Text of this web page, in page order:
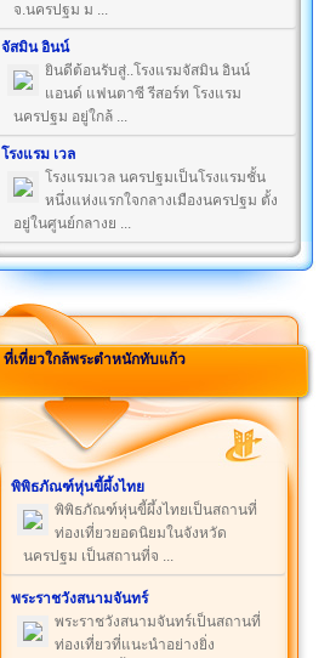
จ.นครปฐม ม ...
จัสมิน อินน์
ยินดีต้อนรับสู่..โรงแรมจัสมิน อินน์
แอนด์ แฟนตาซี รีสอร์ท โรงแรม
นครปฐม อยู่ใกล้ ...
โรงแรม เวล
โรงแรมเวล นครปฐมเป็นโรงแรมชั้น
หนึ่งแห่งแรกใจกลางเมืองนครปฐม ตั้ง
อยู่ในศูนย์กลางย ...
ที่เที่ยวใกล้พระตำหนักทับแก้ว
พิพิธภัณฑ์หุ่นขี้ผึ้งไทย
พิพิธภัณฑ์หุ่นขี้ผึ้งไทยเป็นสถานที่
ท่องเที่ยวยอดนิยมในจังหวัด
นครปฐม เป็นสถานที่จ ...
พระราชวังสนามจันทร์
พระราชวังสนามจันทร์เป็นสถานที่
ท่องเที่ยวที่แนะนำอย่างยิ่ง